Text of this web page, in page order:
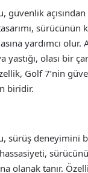
güvenlik
sürücünün
yardımcı olur.
olası bir
Golf 7’nin
biridir.
sürüş deneyimini
olanak tanır.